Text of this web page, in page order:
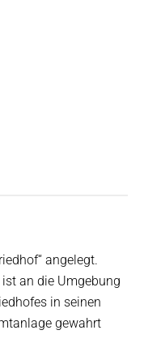
angelegt.
an die Umgebung
in seinen
gewahrt